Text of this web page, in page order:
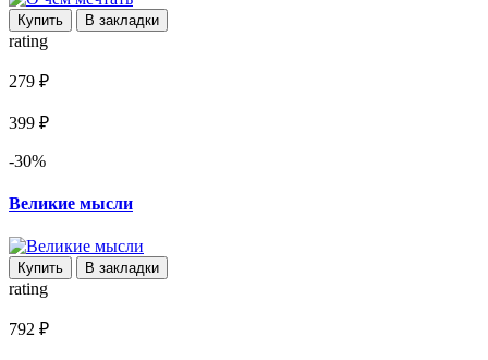
Купить В закладки
rating
279 ₽
399 ₽
-30%
Великие мысли
Купить В закладки
rating
792 ₽